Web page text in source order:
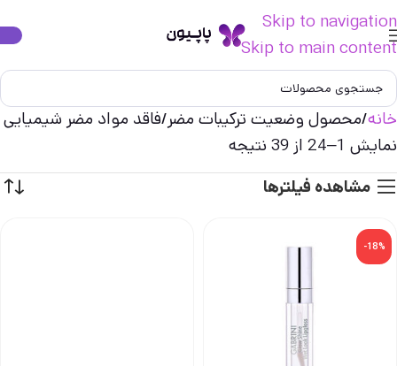
Skip to navigation
Skip to main content
خانه محصول وضعیت ترکیبات مضر فاقد مواد مضر شیمیایی
نمایش 1–24 از 39 نتیجه
مشاهده فیلترها
-18%